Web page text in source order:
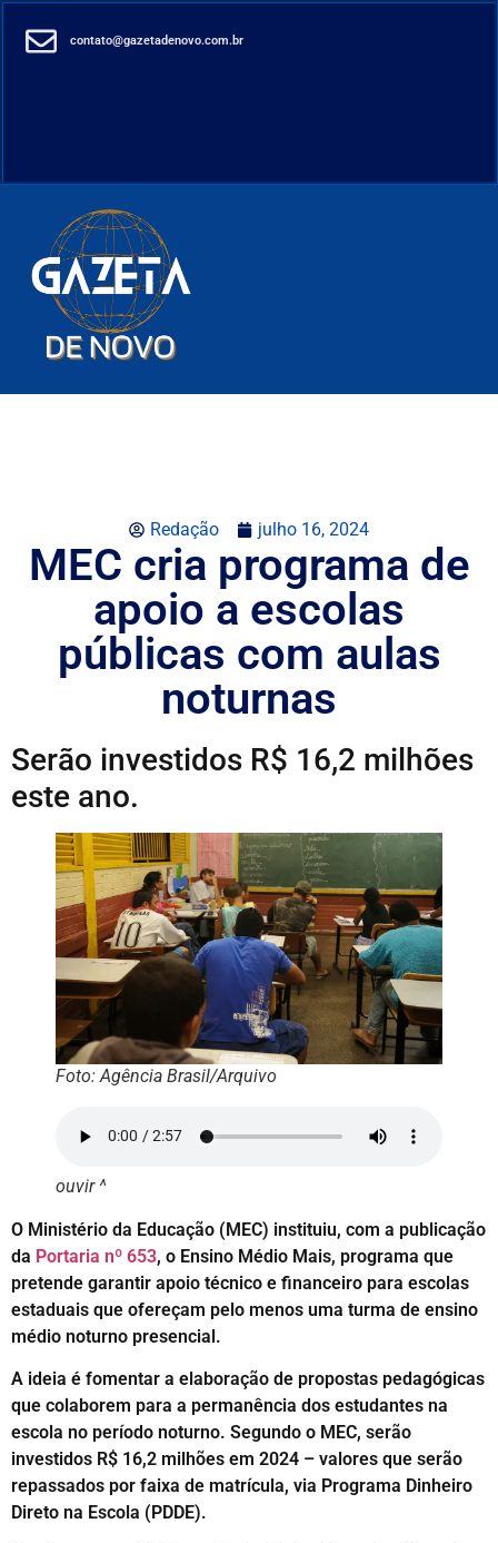
contato@gazetadenovo.com.br
Redação julho 16, 2024
MEC cria programa de
apoio a escolas
públicas com aulas
noturnas
Serão investidos R$ 16,2 milhões
este ano.
Foto: Agência Brasil/Arquivo
ouvir ^
O Ministério da Educação (MEC) instituiu, com a publicação
da Portaria nº 653, o Ensino Médio Mais, programa que
pretende garantir apoio técnico e financeiro para escolas
estaduais que ofereçam pelo menos uma turma de ensino
médio noturno presencial.
A ideia é fomentar a elaboração de propostas pedagógicas
que colaborem para a permanência dos estudantes na
escola no período noturno. Segundo o MEC, serão
investidos R$ 16,2 milhões em 2024 – valores que serão
repassados por faixa de matrícula, via Programa Dinheiro
Direto na Escola (PDDE).